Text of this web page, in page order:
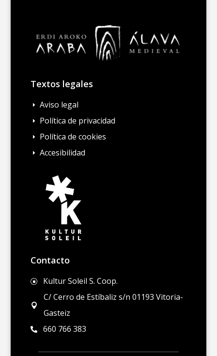
Textos legales
E Aviso legal
E Política de privacidad
E Política de cookies
E Accesibilidad
Contacto
] Kultur Soleil S. Coop.

C/ Cerro de Estíbaliz s/n 01193 Vitoria-
Gasteiz
 660 766 383